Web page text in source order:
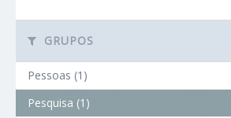
GRUPOS
Pessoas (1)
Pesquisa (1)